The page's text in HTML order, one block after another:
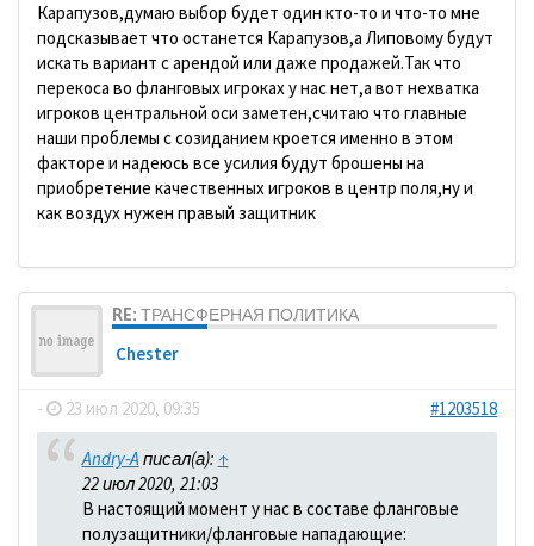
Карапузов,думаю выбор будет один кто-то и что-то мне
подсказывает что останется Карапузов,а Липовому будут
искать вариант с арендой или даже продажей.Так что
перекоса во фланговых игроках у нас нет,а вот нехватка
игроков центральной оси заметен,считаю что главные
наши проблемы с созиданием кроется именно в этом
факторе и надеюсь все усилия будут брошены на
приобретение качественных игроков в центр поля,ну и
как воздух нужен правый защитник
RE: ТРАНСФЕРНАЯ ПОЛИТИКА
Chester
- 23 июл 2020, 09:35 #1203518
Andry-A писал(а): ↑
22 июл 2020, 21:03
В настоящий момент у нас в составе фланговые
полузащитники/фланговые нападающие: